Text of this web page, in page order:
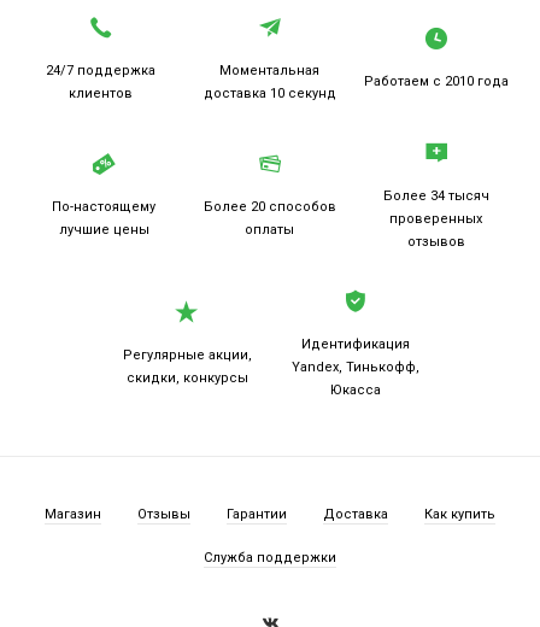
24/7 поддержка
клиентов
Моментальная
доставка 10 секунд
Работаем с 2010 года
По-настоящему
лучшие цены
Более 20 способов
оплаты
Более 34 тысяч
проверенных
отзывов
Регулярные акции,
скидки, конкурсы
Идентификация
Yandex, Тинькофф,
Юкасса
Магазин Отзывы Гарантии Доставка Как купить
Служба поддержки